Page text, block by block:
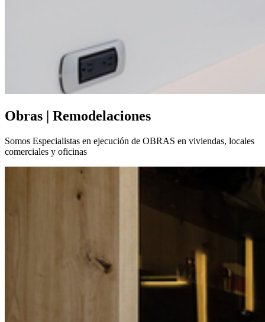
Obras | Remodelaciones
Somos Especialistas en ejecución de OBRAS en viviendas, locales
comerciales y oficinas